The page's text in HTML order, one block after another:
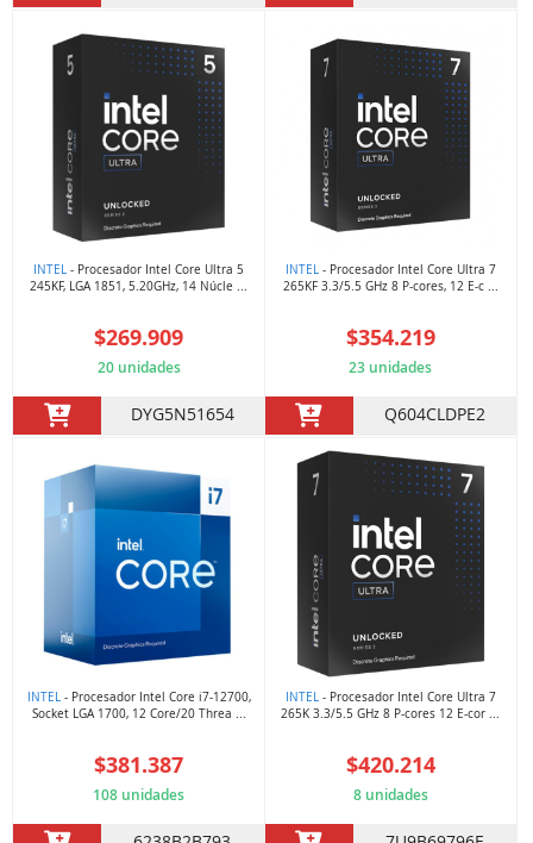
INTEL - Procesador Intel Core Ultra 5
245KF, LGA 1851, 5.20GHz, 14 Núcle ...
$269.909
20 unidades
DYG5N51654
INTEL- Procesador Intel Core Ultra 7
265KF 3.3/5.5 GHz 8 P-cores, 12 E-c ...
$354.219
23 unidades
Q604CLDPE2
INTEL- Procesador Intel Core i7-12700,
Socket LGA 1700, 12 Core/20 Threa ...
$381.387
108 unidades
INTEL- Procesador Intel Core Ultra 7
265K 3.3/5.5 GHz 8 P-cores 12 E-cor ...
$420.214
8 unidades